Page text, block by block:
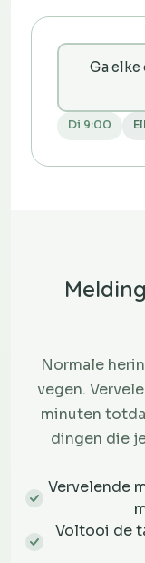
Ga
Di 9:00
Normale
vegen.
minuten
dingen die
Vervelende
Voltooi de